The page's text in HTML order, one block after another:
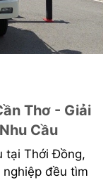
Thơ - Giải
Cầu
tại Thới Đồng,
đều tìm